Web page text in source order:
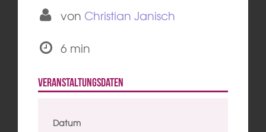
von Christian Janisch
6 min
Veranstaltungsdaten
Datum